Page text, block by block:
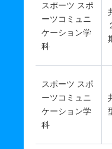
スポーツ スポ
ーツコミュニ
ケーション学
科
スポーツ スポ
ーツコミュニ
ケーション学
科